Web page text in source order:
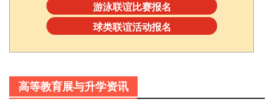
游泳联谊比赛报名
球类联谊活动报名
高等教育展与升学资讯